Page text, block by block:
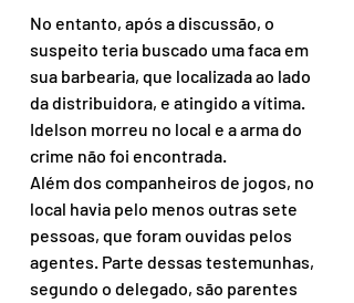
No entanto, após a discussão, o
suspeito teria buscado uma faca em
sua barbearia, que localizada ao lado
da distribuidora, e atingido a vítima.
Idelson morreu no local e a arma do
crime não foi encontrada.
Além dos companheiros de jogos, no
local havia pelo menos outras sete
pessoas, que foram ouvidas pelos
agentes. Parte dessas testemunhas,
segundo o delegado, são parentes